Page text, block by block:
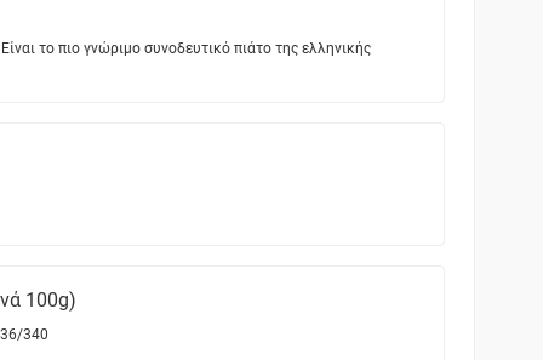
το πιο γνώριμο συνοδευτικό πιάτο της ελληνικής
100g)
340